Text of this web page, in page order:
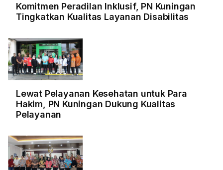
Komitmen Peradilan Inklusif, PN Kuningan
Tingkatkan Kualitas Layanan Disabilitas
Lewat Pelayanan Kesehatan untuk Para
Hakim, PN Kuningan Dukung Kualitas
Pelayanan